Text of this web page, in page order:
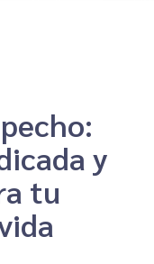
y
tu